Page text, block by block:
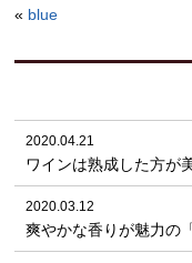
« blue
2020.04.21
ワインは熟成した方が
2020.03.12
爽やかな香りが魅力の